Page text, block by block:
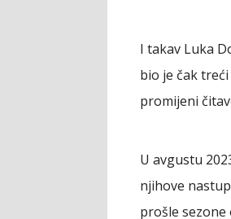
I takav Luka
bio je čak
promijeni
U avgustu
njihove
prošle